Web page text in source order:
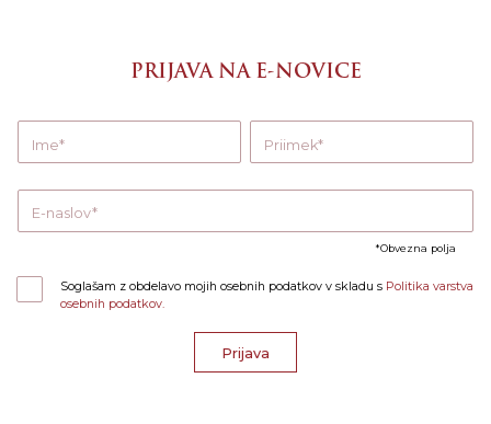
PRIJAVA NA E-NOVICE
Ime Priimek
E-naslov
Obvezna polja
Soglašam z obdelavo mojih osebnih podatkov v skladu s Politika varstva
osebnih podatkov.
Prijava